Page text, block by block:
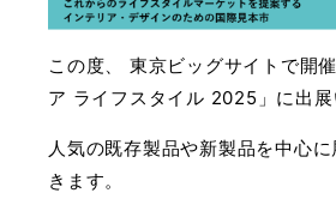
この度、 東京ビッグサイトで開
ア ライフスタイル 2025」に出展
人気の既存製品や新製品を中心
きます。